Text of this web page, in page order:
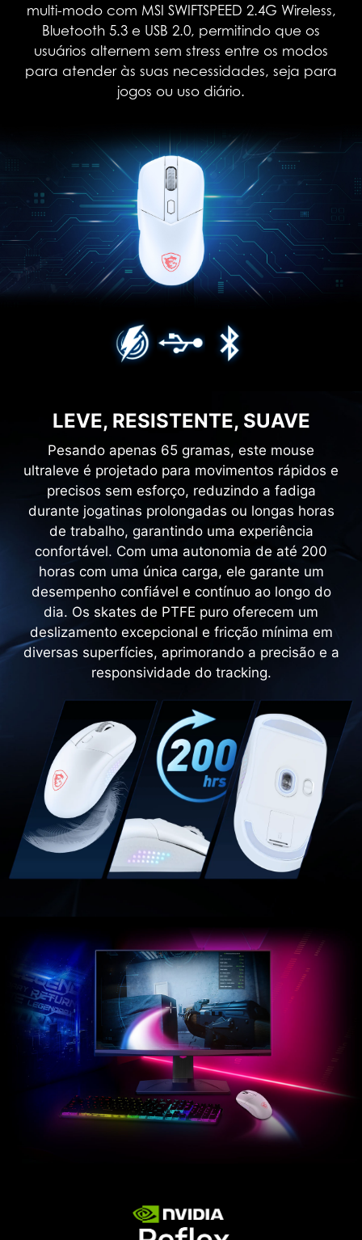
multi-modo com MSI SWIFTSPEED 2.4G Wireless,
Bluetooth 5.3 e USB 2.0, permitindo que os
usuários alternem sem stress entre os modos
para atender às suas necessidades, seja para
jogos ou uso diário.
LEVE, RESISTENTE, SUAVE
Pesando apenas 65 gramas, este mouse
ultraleve é projetado para movimentos rápidos e
precisos sem esforço, reduzindo a fadiga
durante jogatinas prolongadas ou longas horas
de trabalho, garantindo uma experiência
confortável. Com uma autonomia de até 200
horas com uma única carga, ele garante um
desempenho confiável e contínuo ao longo do
dia. Os skates de PTFE puro oferecem um
deslizamento excepcional e fricção mínima em
diversas superfícies, aprimorando a precisão e a
responsividade do tracking.